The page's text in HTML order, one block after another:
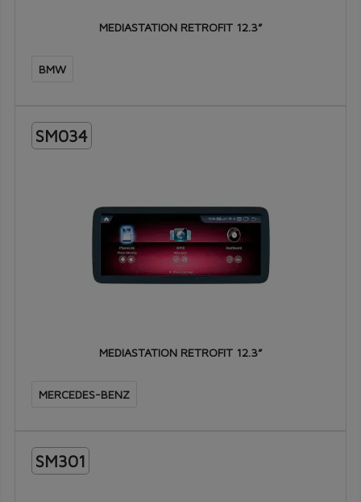
MEDIASTATION RETROFIT 12.3”
BMW
SM034
MEDIASTATION RETROFIT 12.3”
MERCEDES-BENZ
SM301